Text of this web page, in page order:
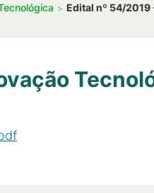
Edital nº 54/